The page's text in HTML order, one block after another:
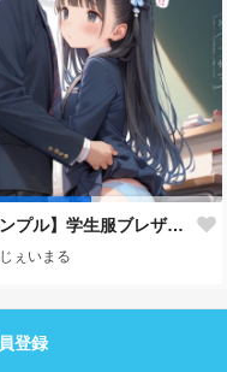
【サンプル】学生服ブレザー姿の〇リJ〇ちゃんたちがスカートめくりされる（１０枚）
じぇいまる
登録